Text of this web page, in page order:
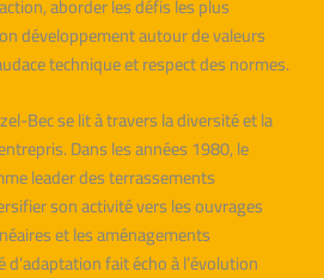
développement autour de valeurs
technique et respect des normes.
Bec se lit à travers la diversité et la
Dans les années 1980, le
leader des terrassements
son activité vers les ouvrages
et les aménagements
fait écho à l’évolution